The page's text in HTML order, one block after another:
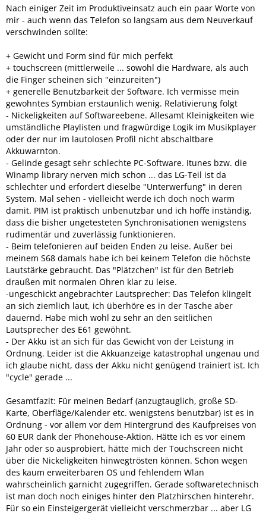
Nach einiger Zeit im Produktiveinsatz auch ein paar Worte von
mir - auch wenn das Telefon so langsam aus dem Neuverkauf
verschwinden sollte:
+ Gewicht und Form sind für mich perfekt
+ touchscreen (mittlerweile ... sowohl die Hardware, als auch
die Finger scheinen sich "einzureiten")
+ generelle Benutzbarkeit der Software. Ich vermisse mein
gewohntes Symbian erstaunlich wenig. Relativierung folgt
- Nickeligkeiten auf Softwareebene. Allesamt Kleinigkeiten wie
umständliche Playlisten und fragwürdige Logik im Musikplayer
oder der nur im lautolosen Profil nicht abschaltbare
Akkuwarnton.
- Gelinde gesagt sehr schlechte PC-Software. Itunes bzw. die
Winamp library nerven mich schon ... das LG-Teil ist da
schlechter und erfordert dieselbe "Unterwerfung" in deren
System. Mal sehen - vielleicht werde ich doch noch warm
damit. PIM ist praktisch unbenutzbar und ich hoffe inständig,
dass die bisher ungetesteten Synchronisationen wenigstens
rudimentär und zuverlässig funktionieren.
- Beim telefonieren auf beiden Enden zu leise. Außer bei
meinem S68 damals habe ich bei keinem Telefon die höchste
Lautstärke gebraucht. Das "Plätzchen" ist für den Betrieb
draußen mit normalen Ohren klar zu leise.
-ungeschickt angebrachter Lautsprecher: Das Telefon klingelt
an sich ziemlich laut, ich überhöre es in der Tasche aber
dauernd. Habe mich wohl zu sehr an den seitlichen
Lautsprecher des E61 gewöhnt.
- Der Akku ist an sich für das Gewicht von der Leistung in
Ordnung. Leider ist die Akkuanzeige katastrophal ungenau und
ich glaube nicht, dass der Akku nicht genügend trainiert ist. Ich
"cycle" gerade ...
Gesamtfazit: Für meinen Bedarf (anzugtauglich, große SD-
Karte, Oberfläge/Kalender etc. wenigstens benutzbar) ist es in
Ordnung - vor allem vor dem Hintergrund des Kaufpreises von
60 EUR dank der Phonehouse-Aktion. Hätte ich es vor einem
Jahr oder so ausprobiert, hätte mich der Touchscreen nicht
über die Nickeligkeiten hinwegtrösten können. Schon wegen
des kaum erweiterbaren OS und fehlendem Wlan
wahrscheinlich garnicht zugegriffen. Gerade softwaretechnisch
ist man doch noch einiges hinter den Platzhirschen hinterehr.
Für so ein Einsteigergerät vielleicht verschmerzbar ... aber LG